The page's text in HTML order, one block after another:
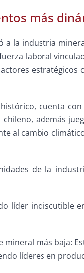
más
a la industria
laboral
cuenta
además
al cambio
de la
líder indiscutible
mineral más baja:
líderes en